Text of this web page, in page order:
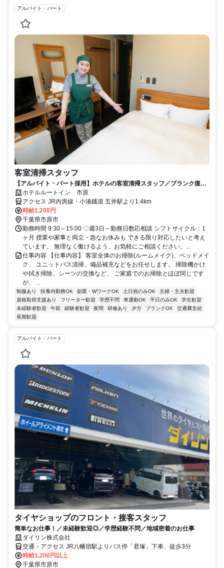
アルバイト・パート
客室清掃スタッフ
【アルバイト・パート採用】ホテルの客室清掃スタッフ／ブランク復
帰・未経験歓迎！主婦(夫)さん活躍中
ホテルルートイン 市原
アクセス JR内房線・小湊鐡道 五井駅より1.4km
時給1,200円
千葉県市原市
勤務時間 9:30～15:00 ◇週3日～勤務日数応相談 シフトサイクル：1
ヶ月 授業や家事と両立・急なお休みも できる限り対応したいと考え
ています。 無理なく働けるよう、お気軽にご相談ください。...
仕事内容 【仕事内容】 客室全体のお掃除(ルームメイク)、ベッドメイ
ク、 ユニットバス清掃、備品補充などをお任せします。 掃除機かけ
や拭き掃除、シーツの交換など、 ご家庭でのお掃除とほぼ同じです
が、 ...
制服あり 扶養内勤務OK 副業・WワークOK 土日祝のみOK
主婦・主夫歓迎
資格取得支援あり
フリーター歓迎 学歴不問 車通勤OK 平日のみOK
学生歓迎
未経験者歓迎
午前 経験者歓迎 夜間 研修あり 夕方 ブランクOK
交通費支給
長期歓迎
アルバイト・パート
タイヤショップのフロント・接客スタッフ
簡単なお仕事！／未経験歓迎◎／学歴経験不問／地域密着のお仕事
ダイリン株式会社
交通・アクセス JR八幡宿駅よりバス停「君塚」下車、徒歩3分
時給1,200円以上
千葉県市原市